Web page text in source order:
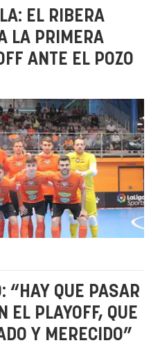
EL RIBERA
LA PRIMERA
ANTE EL POZO
“HAY QUE PASAR
EL PLAYOFF, QUE
Y MERECIDO”